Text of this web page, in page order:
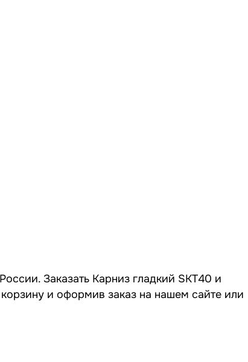
Заказать Карниз гладкий SKT40 и
и оформив заказ на нашем сайте или